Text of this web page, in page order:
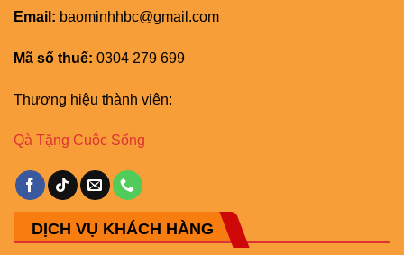
Email: baominhhbc@gmail.com
Mã số thuế: 0304 279 699
Thương hiệu thành viên:
Qà Tặng Cuộc Sống
DỊCH VỤ KHÁCH HÀNG